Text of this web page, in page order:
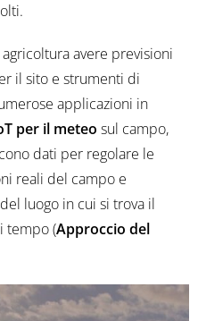
avere previsioni
il sito e strumenti di
applicazioni in
per il meteo sul campo,
dati per regolare le
reali del campo e
luogo in cui si trova il
tempo (Approccio del